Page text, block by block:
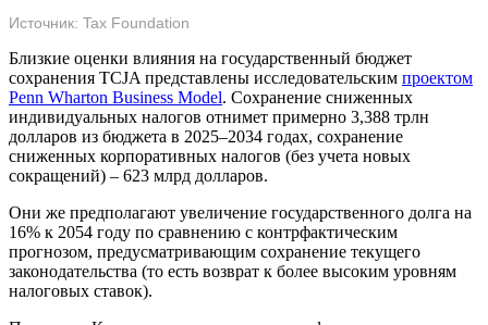
Источник: Tax Foundation
Близкие оценки влияния на государственный бюджет
сохранения TCJA представлены исследовательским проектом
Penn Wharton Business Model. Сохранение сниженных
индивидуальных налогов отнимет примерно 3,388 трлн
долларов из бюджета в 2025–2034 годах, сохранение
сниженных корпоративных налогов (без учета новых
сокращений) – 623 млрд долларов.
Они же предполагают увеличение государственного долга на
16% к 2054 году по сравнению с контрфактическим
прогнозом, предусматривающим сохранение текущего
законодательства (то есть возврат к более высоким уровням
налоговых ставок).